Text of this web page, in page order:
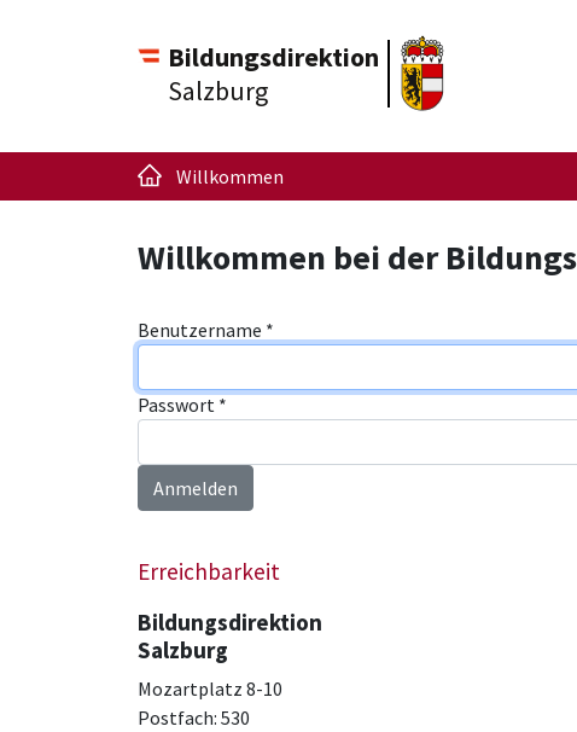
Bildungsdirektion
Salzburg
Willkommen
Willkommen bei der
Benutzername *
Passwort *
Anmelden
Erreichbarkeit
Bildungsdirektion
Salzburg
Mozartplatz 8-10
Postfach: 530